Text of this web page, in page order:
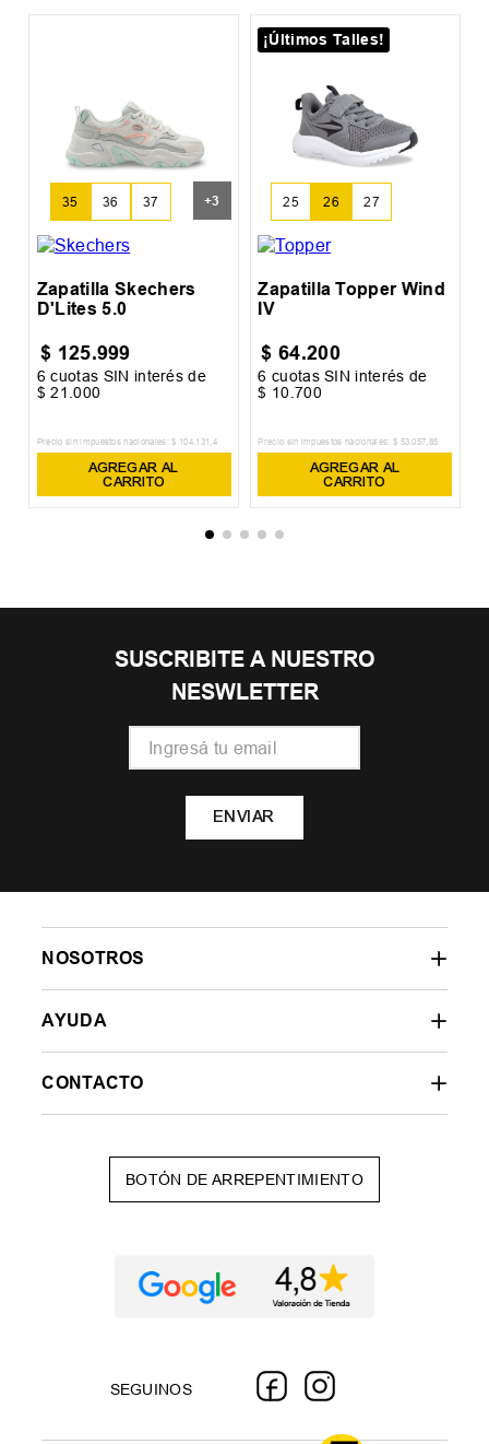
35 36 37 +3
Zapatilla Skechers
D'Lites 5.0
$ 125.999
6 cuotas SIN interés de
$ 21 .000
Precio sin impuestos nacionales: $ 104.131 ,4
AGREGAR AL
CARRITO
¡Últimos Talles!
25 26 27
Zapatilla Topper Wind
IV
$ 64.200
6 cuotas SIN interés de
$ 10 700
Precio sin impuestos nacionales: $ 53.057,85
AGREGAR AL
CARRITO
SUSCRIBITE A NUESTRO
NESWLETTER
ENVIAR
NOSOTROS
AYUDA
CONTACTO
BOTÓN DE ARREPENTIMIENTO
SEGUINOS